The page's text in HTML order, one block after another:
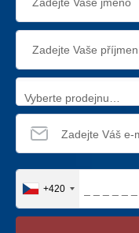
Vyberte prodejnu…
+420